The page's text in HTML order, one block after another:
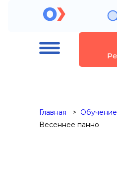
Главная
Обучение
Весеннее панно